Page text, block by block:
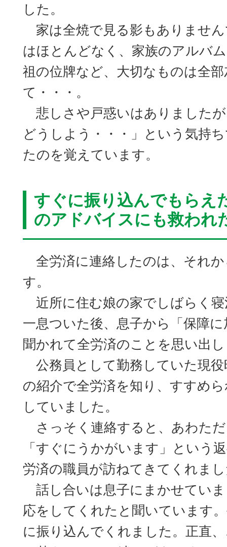
した。
家は全焼で見る影もありませ
はほとんどなく、家族のアルバ
祖の位牌など、大切なものは全
て・・・。
悲しさや戸惑いはありました
どうしよう・・・」という気持
たのを覚えています。
すぐに振り込んでもらえ
のアドバイスにも救われ
全労済に連絡したのは、それ
す。
近所に住む娘の家でしばらく
一息ついた後、息子から「保障
聞かれて全労済のことを思い出
公務員として勤務していた現役
の紹介で全労済を知り、すすめ
していました。
さっそく連絡すると、あわた
「すぐにうかがいます」という
労済の職員が訪ねてきてくれま
話し合いは息子にまかせてい
応をしてくれたと聞いています
に振り込んでくれました。正直